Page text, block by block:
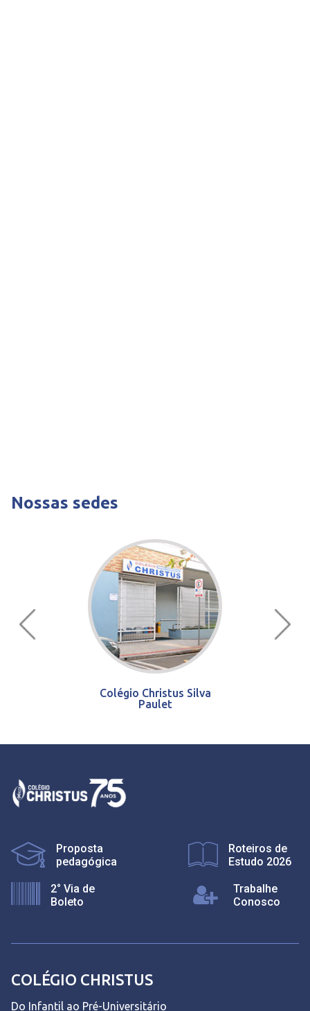
Nossas sedes
Colégio Christus Silva
Paulet
Proposta
pedagógica
Roteiros de
Estudo 2026
2° Via de
Boleto
Trabalhe
Conosco
COLÉGIO CHRISTUS
Do Infantil ao Pré-Universitário